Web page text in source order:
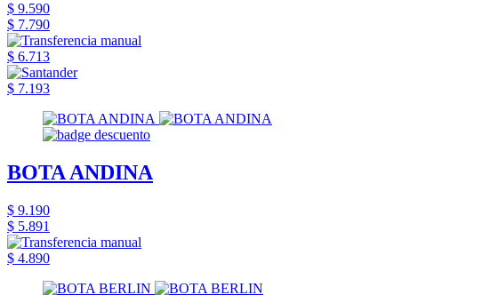
$ 9.590
$ 7.790
$ 6.713
$ 7.193
BOTA ANDINA
$ 9.190
$ 5.891
$ 4.890